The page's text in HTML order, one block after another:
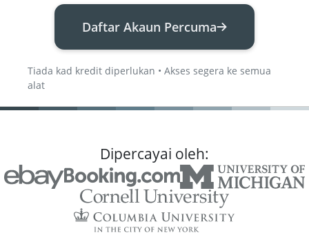
Daftar Akaun Percuma
Tiada kad kredit diperlukan • Akses segera ke semua
alat
Dipercayai oleh: